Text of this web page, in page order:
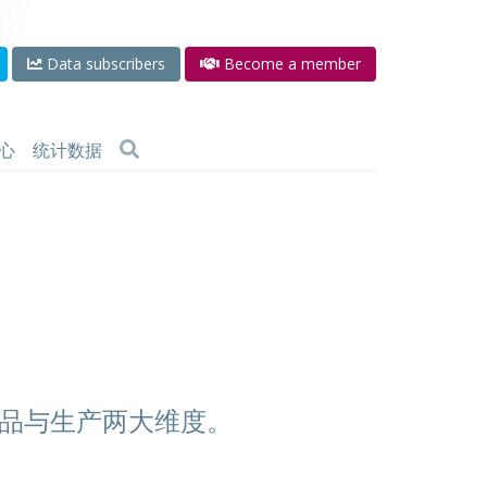
Data subscribers Become a member
统计数据
生产两大维度。